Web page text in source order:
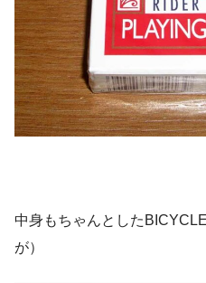
中身もちゃんとした
が）